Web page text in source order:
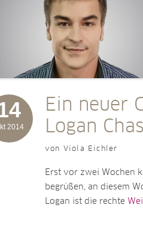
2014
Ein neuer
Logan
von Viola Eichler
Erst vor zwei Wochen
begrüßen, an diesem
Logan ist die rechte